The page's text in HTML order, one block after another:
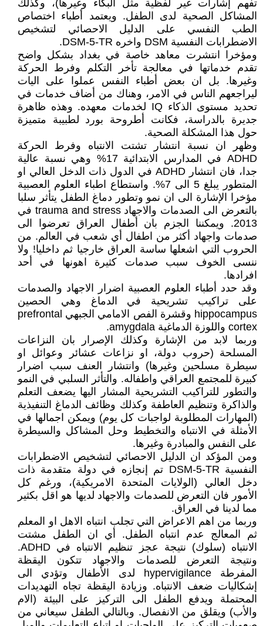
تفهم إشارات غير لفظية مثل البكاء وغيرها)، وكذلك
المشاكل الصحية لدى الطفل. ويعتمد أطباء اختصاص
الطب النفسي على الدليل الاحصائي لتشخيص
الاضطرابات النفسية DSM واخره DSM-5-TR.
ومؤخرا انتشرت معاهد خاصة في بغداد بشكل واضح
تقدم خدماتها في معالجة تأخر التكلم وفرط الحركة
وغيرها. بل ان بعض أطباء النفس عملوا على اليات
ليراجعهم الناس في الامر، وهناك من أضاف خدمات في
تحديد مستوى الذكاء IQ لخدمات معهده. وهذه ظاهرة
جديرة بالدراسة، فكانت أطروحة بورد لطبيبة متميزة
حول هذا المشكلة الصحية.
وظهر ان نسبة انتشار تشتت الانتباه وفرط الحركة
ADHD في المدارس الابتدائية 17% وهي نسبة عالية
جدا، فان انتشار ADHD في الدول ذات الدخل العالي او
المتطور يبلغ 5 الى 7%. واستطاع اطباء العلوم العصبية
مؤخرا الإشارة الى ان نمو وتطور دماغ الطفل يتأثر سلبا
بالتعرض الى الصدمات والاجهاد trauma and stress في
2013. ويمكننا الجزم بان أطفال العراق تعرضوا الى
صدمات واجهاد أكثر من اطفال أي شعب في العالم. من
الحروب التي اشعلها ساسة العراق خارجيا ثم داخليا! ولا
ننسى الخوف سبب صدمات كثيرة اهونها في أحد
افرادها.
وقد حدد أطباء العلوم العصبية اضرار الاجهاد والصدمات
على تراكيب تشريحية في الدماغ وهي الحصين
hippocampus وقشرة الفص الامامي الجبهي prefrontal
cortex واللوزة الدماغية amygdala.
وربما لابد من الإشارة وكذلك الإصرار بان النزاعات
المسلحة (حروب دولة، او نزاعات عشائر وعوائل او
سيطرة مسلحين وغيرها) وانتشار العنف سبب اضرار
كبيرة للمجتمع العراقي واطفاله. والتأثر السلبي في النمو
والتطور للتراكيب التشريحية المشار اليها يضعف التعلم
والذاكرة وتنظيم العاطفة وكذلك وظائف الدماغ التنفيذية
(المهارات المطلوبة لواجبات كل يوم) ويمكن اجمالها في
الأمثلة في الانتباه والتخطيط وحل المشاكل والسيطرة
على النفس والمبادرة وغيرها.
ومن المؤكد ان الدليل الاحصائي لتشخيص الاضطرابات
النفسية DSM-5-TR تم إنجازه في دولة متقدمة ذات
دخل العالي (الولايات المتحدة الامريكية)، ورغم كل
الأمور فان التعرض للصدمات والاجهاد لديها هو اقل بكثير
مما لدينا في العراق.
وربما من اهم الاعراض التي تجلب انتباه الاهل او المعلم
ثم المعالج عدم انتباه الطفل. أي ان الطفل مشتت
الانتباه (سلوك) نتيجة عجز تنظيم الانتباه في ADHD.
ونتيجة التعرض للصدمات والاجهاد تتكون اليقظة
المفرطة hypervigilance لدى الأطفال وتؤدي الى
إشكاليات ضعف الانتباه. وزيادة اليقظة تجاه التهديدات
المحتملة ويدفع الطفل الى التركيز على البيئة (الام
والأب) ويقلق من الانفصال. وبالتالي الطفل سيعاني من